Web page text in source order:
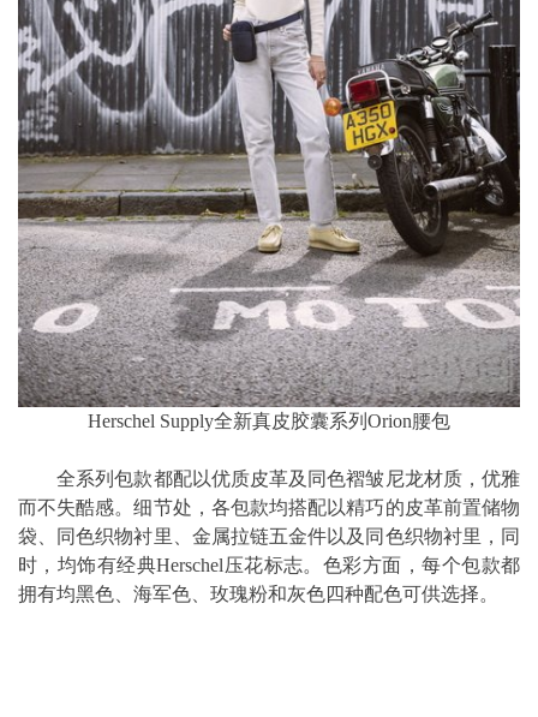
Herschel Supply全新真皮胶囊系列Orion腰包
全系列包款都配以优质皮革及同色褶皱尼龙材质，优雅
而不失酷感。细节处，各包款均搭配以精巧的皮革前置储物
袋、同色织物衬里、金属拉链五金件以及同色织物衬里，同
时，均饰有经典Herschel压花标志。色彩方面，每个包款都
拥有均黑色、海军色、玫瑰粉和灰色四种配色可供选择。